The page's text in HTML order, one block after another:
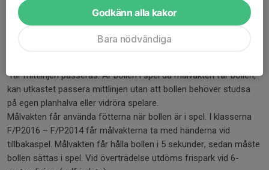
vilket innebär att målvakten sätter i gång spelet med händerna
(utkast). Kast får ej ske över planens mittlinje då bollen varit
”död”. Sker detta, går bollen över till
motståndarlaget med frispark från mittlinjen. OBS! Om bollen
får mittlinjen passeras. Är bollen i spel då målvakten får bollen,
kan utkastet passera mittlinjen utan att bollen behöver studsa
på egen planhalva eller vidröra spelare.
Målvakten får använda fötterna när bollen är i spel. I klasserna
F/P2016 – F/P2014 får målvakterna ta med händerna vid
tillbakaspel. Målvakten får hålla bollen i 5 sekunder, sedan måste
bollen sättas i spel. Vid överträdelse utdöms frispark vid 6-
Godkänn alla kakor
Bara nödvändiga